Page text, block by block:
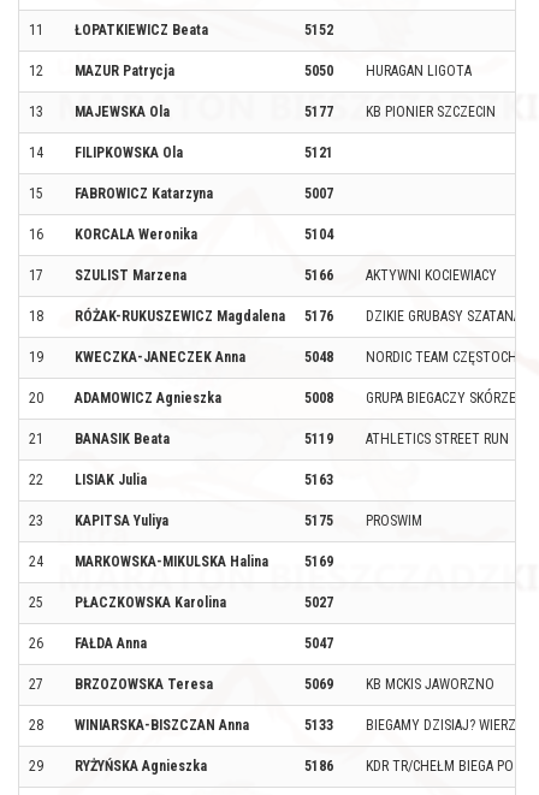
11 ŁOPATKIEWICZ Beata 5152
12 MAZUR Patrycja 5050 HURAGAN LIGOTA
13 MAJEWSKA Ola 5177 KB PIONIER SZCZECIN
14 FILIPKOWSKA Ola 5121
15 FABROWICZ Katarzyna 5007
16 KORCALA Weronika 5104
17 SZULIST Marzena 5166 AKTYWNI KOCIEWIACY
18 RÓŻAK-RUKUSZEWICZ Magdalena 5176 DZIKIE GRUBASY SZATANA
19 KWECZKA-JANECZEK Anna 5048 NORDIC TEAM
20 ADAMOWICZ Agnieszka 5008 GRUPA BIEGACZY SKÓRZEC
21 BANASIK Beata 5119 ATHLETICS STREET RUN
22 LISIAK Julia 5163
23 KAPITSA Yuliya 5175 PROSWIM
24 MARKOWSKA-MIKULSKA Halina 5169
25 PŁACZKOWSKA Karolina 5027
26 FAŁDA Anna 5047
27 BRZOZOWSKA Teresa 5069 KB MCKIS JAWORZNO
28 WINIARSKA-BISZCZAN Anna 5133 BIEGAMY DZISIAJ?
29 RYŻYŃSKA Agnieszka 5186 KDR TR/CHEŁM BIEGA PO